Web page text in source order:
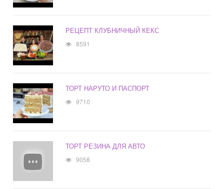
РЕЦЕПТ КЛУБНИЧНЫЙ КЕКС
8591
ТОРТ НАРУТО И ПАСПОРТ
9710
ТОРТ РЕЗИНА ДЛЯ АВТО
9058